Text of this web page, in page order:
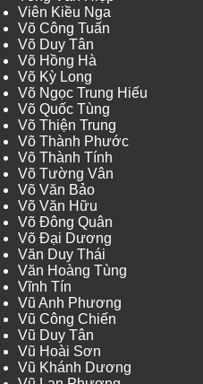
Viên Kiều Nga
Võ Công Tuấn
Võ Duy Tân
Võ Hồng Hà
Võ Kỳ Long
Võ Ngọc Trung Hiếu
Võ Quốc Tùng
Võ Thiện Trung
Võ Thành Phước
Võ Thành Tính
Võ Tường Vân
Võ Văn Bảo
Võ Văn Hữu
Võ Đông Quân
Võ Đại Dương
Văn Duy Thái
Văn Hoàng Tùng
Vĩnh Tín
Vũ Anh Phương
Vũ Công Chiến
Vũ Duy Tân
Vũ Hoài Sơn
Vũ Khánh Dương